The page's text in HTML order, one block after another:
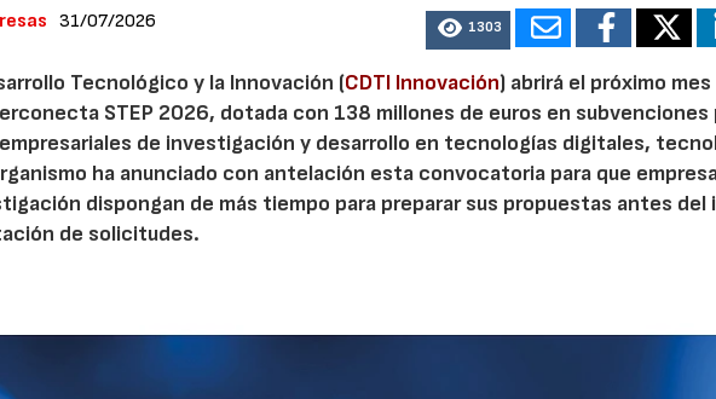
31/07/2026 1303
Tecnológico y la Innovación (CDTI Innovación) abrirá el próximo
STEP 2026, dotada con 138 millones de euros en subvenciones
de investigación y desarrollo en tecnologías digitales,
ha anunciado con antelación esta convocatoria para que
dispongan de más tiempo para preparar sus propuestas antes del
de solicitudes.